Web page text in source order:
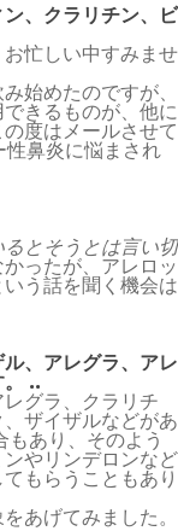
、クラリチン、ビ
忙しい中すみませ
始めたのですが、
きるものが、他に
度はメールさせて
性鼻炎に悩まされ
とそうとは言い切
ったが、アレロッ
う話を聞く機会は
、アレグラ、アレ
..
グラ、クラリチ
ザイザルなどがあ
あり、そのよう
やリンデロンなど
もらうこともあり
あげてみました。